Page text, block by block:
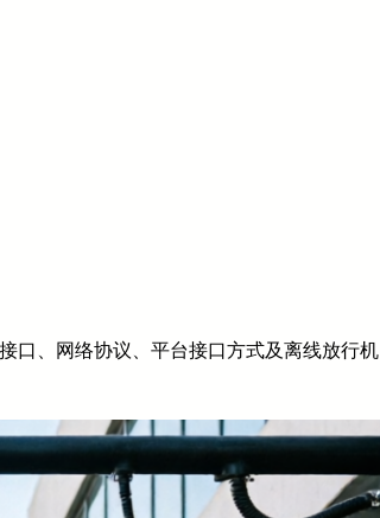
口、网络协议、平台接口方式及离线放行机